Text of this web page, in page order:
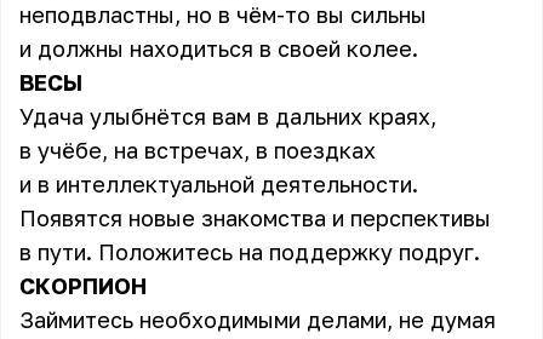
неподвластны, но в чём-то вы сильны
и должны находиться в своей колее.
ВЕСЫ
Удача улыбнётся вам в дальних краях,
в учёбе, на встречах, в поездках
и в интеллектуальной деятельности.
Появятся новые знакомства и перспективы
в пути. Положитесь на поддержку подруг.
СКОРПИОН
Займитесь необходимыми делами, не думая